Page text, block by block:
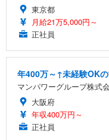
東京都
月給21万5,000円～
正社員
年400万～↑未経験OK
マンパワーグループ株式
大阪府
年収400万円～
正社員